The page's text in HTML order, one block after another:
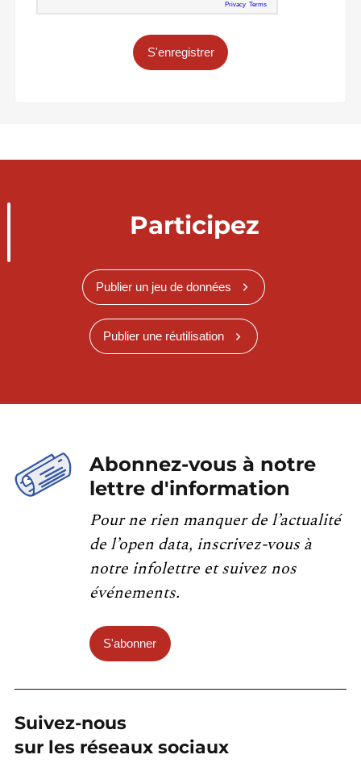
S'enregistrer
Participez
Publier un jeu de données
Publier une réutilisation
Abonnez-vous à notre
lettre d'information
Pour ne rien manquer de l’actualité
de l’open data, inscrivez-vous à
notre infolettre et suivez nos
événements.
S'abonner
Suivez-nous
sur les réseaux sociaux